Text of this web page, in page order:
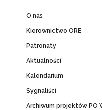
O nas
Kierownictwo ORE
Patronaty
Aktualności
Kalendarium
Sygnaliści
Archiwum projektów PO